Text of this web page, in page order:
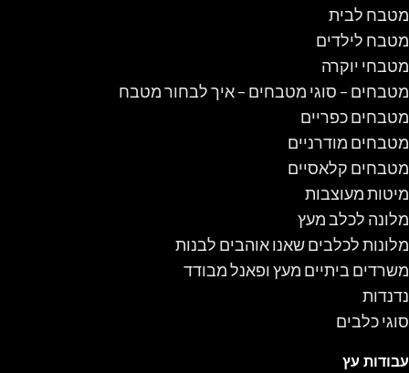
מטבח לבית
מטבח לילדים
מטבחי יוקרה
מטבחים – סוגי מטבחים – איך לבחור מטבח
מטבחים כפריים
מטבחים מודרניים
מטבחים קלאסיים
מיטות מעוצבות
מלונה לכלב מעץ
מלונות לכלבים שאנו אוהבים לבנות
משרדים ביתיים מעץ ופאנל מבודד
נדנדות
סוגי כלבים
עבודות עץ